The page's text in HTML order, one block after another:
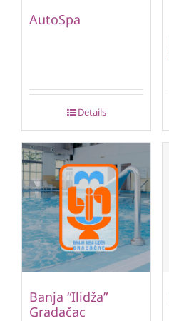
AutoSpa
Details
Banja “Ilidža”
Gradačac